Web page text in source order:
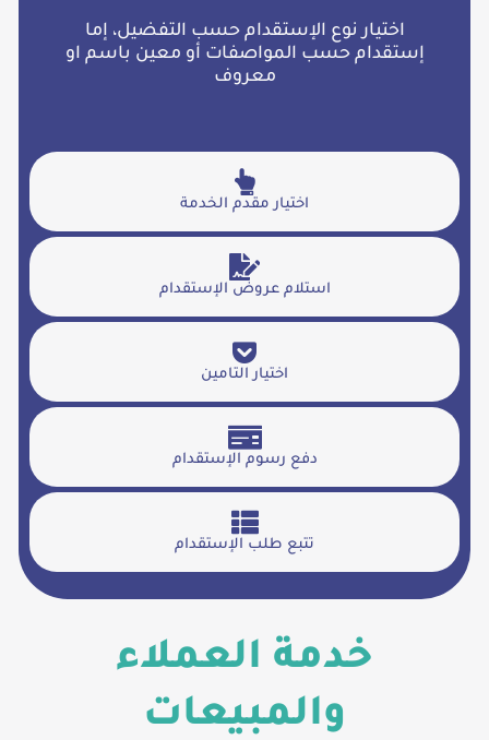
اختيار مقدم الخدمة
استلام عروض الإستقدام
اختيار التامين
دفع رسوم الإستقدام
تتبع طلب الإستقدام
اختيار نوع الإستقدام حسب التفضيل، إما
إستقدام حسب المواصفات أو معين باسم او
معروف
خدمة العملاء
والمبيعات